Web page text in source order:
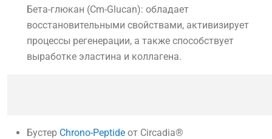
Бета-глюкан (Cm-Glucan): обладает
восстановительными свойствами, активизирует
процессы регенерации, а также способствует
выработке эластина и коллагена.
Бустер Chrono-Peptide от Circadia®